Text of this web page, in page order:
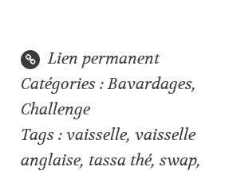
Lien permanent
Catégories :Bavardages,
Challenge
Tags :vaisselle,vaisselle
anglaise, tassa thé,swap,